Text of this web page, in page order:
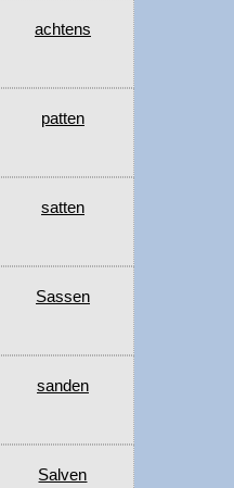
achtens
patten
satten
Sassen
sanden
Salven